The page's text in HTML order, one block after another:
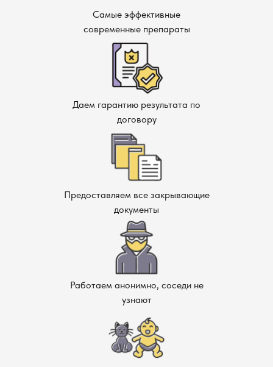
Самые эффективные
современные препараты
Даем гарантию результата по
договору
Предоставляем все закрывающие
документы
Работаем анонимно, соседи не
узнают